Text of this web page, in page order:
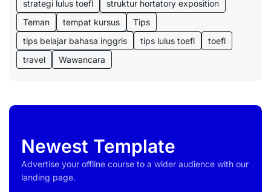
strategi lulus toefl
struktur hortatory exposition
Teman
tempat kursus
Tips
tips belajar bahasa inggris
tips lulus toefl
toefl
travel
Wawancara
Newest Template
Advertise your offline course to a wider audience with our
landing page.